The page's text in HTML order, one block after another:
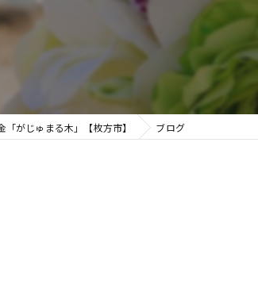
がじゅまる木」【枚方市】 ブログ